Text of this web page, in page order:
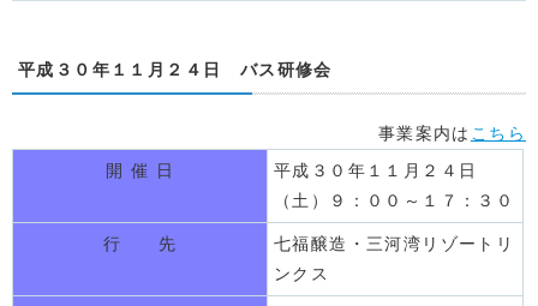
平成３０年１１月２４日 バス研修会
事業案内は こちら
開 催 日
平成３０年１１月２４日
（土）９：００～１７：３０
行 先
七福醸造・三河湾リゾートリ
ンクス